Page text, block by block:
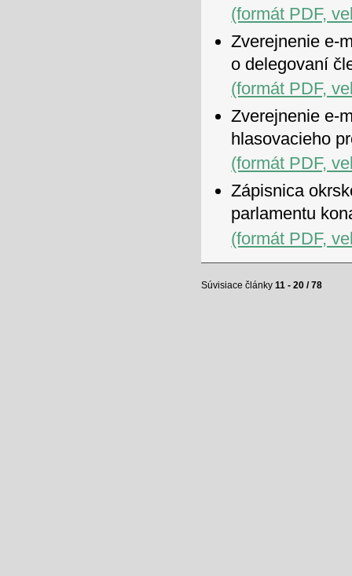
(formát PDF,
Zverejnenie e-
o delegovaní
(formát PDF,
Zverejnenie e-
hlasovacieho
(formát PDF,
Zápisnica
parlamentu
(formát PDF,
Súvisiace články 11 - 20 / 78